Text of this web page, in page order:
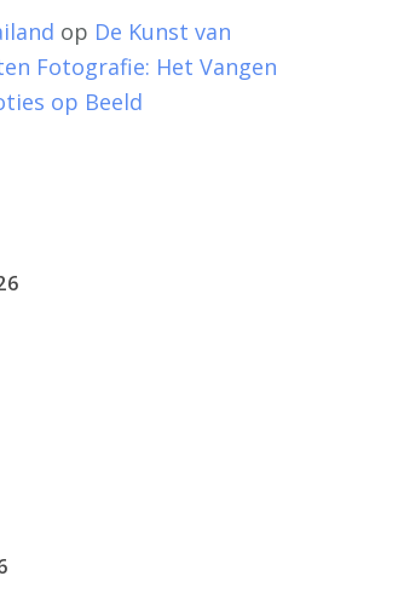
op De Kunst van
Fotografie: Het Vangen
op Beeld